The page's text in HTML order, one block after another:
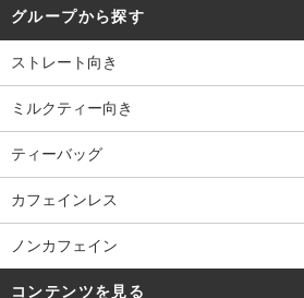
グループから探す
ストレート向き
ミルクティー向き
ティーバッグ
カフェインレス
ノンカフェイン
コンテンツを見る